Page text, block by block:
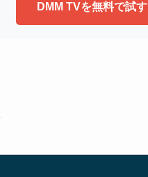
DMM TVを無料で試す